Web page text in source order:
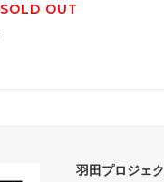
SOLD OUT
羽田プロジェ